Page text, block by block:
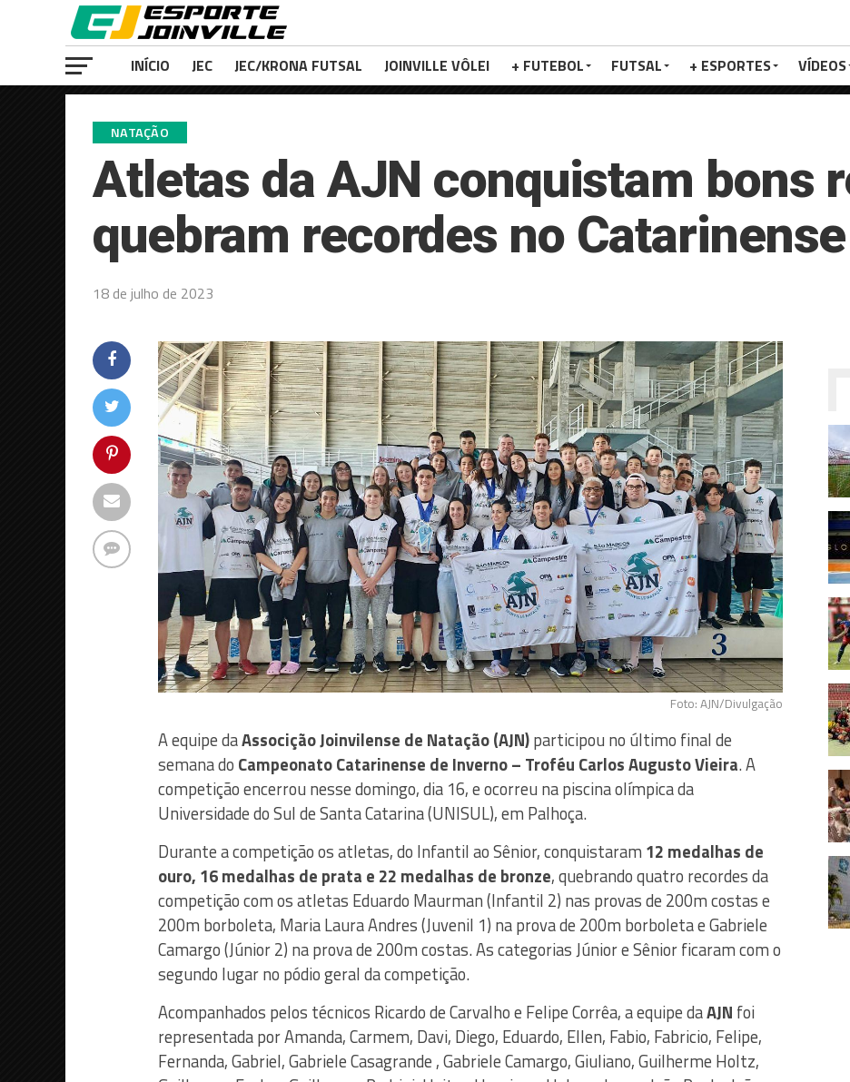
INÍCIO JEC JEC/KRONA FUTSAL JOINVILLE VÔLEI + FUTEBOL FUTSAL + ESPORTES VÍDEOS
NATAÇÃO
Atletas da AJN conquistam bons
quebram recordes no
18 de julho de 2023
Foto: AJN/Divulgação
A equipe daAssocição Joinvilense de Natação (AJN)participou no último final de
semana do Campeonato Catarinense de Inverno – Troféu Carlos Augusto Vieira. A
competição encerrou nesse domingo, dia 16, e ocorreu na piscina olímpica da
Universidade do Sul de Santa Catarina (UNISUL), em Palhoça.
Durante a competição os atletas, do Infantil ao Sênior, conquistaram 12 medalhas de
ouro, 16 medalhas de prata e 22 medalhas de bronze, quebrando quatro recordes da
competição com os atletas Eduardo Maurman (Infantil 2) nas provas de 200m costas e
200m borboleta, Maria Laura Andres (Juvenil 1) na prova de 200m borboleta e Gabriele
Camargo (Júnior 2) na prova de 200m costas. As categorias Júnior e Sênior ficaram com o
segundo lugar no pódio geral da competição.
Acompanhados pelos técnicos Ricardo de Carvalho e Felipe Corrêa, a equipe daAJN foi
representada por Amanda, Carmem, Davi, Diego, Eduardo, Ellen, Fabio, Fabricio, Felipe,
Fernanda, Gabriel, Gabriele Casagrande , Gabriele Camargo, Giuliano, Guilherme Holtz,